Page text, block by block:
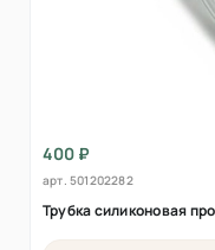
400 ₽
арт. 501202282
Трубка силиконовая